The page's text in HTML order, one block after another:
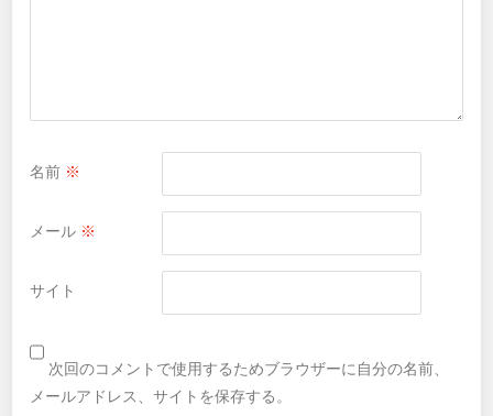
名前 ※
メール ※
サイト
次回のコメントで使用するためブラウザーに自分の名前、
メールアドレス、サイトを保存する。